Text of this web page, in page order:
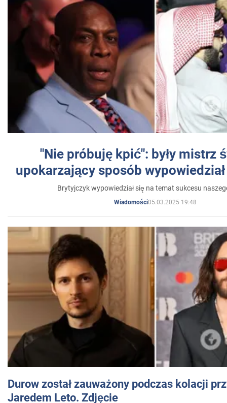
"Nie próbuję kpić": były mistrz
upokarzający sposób
Brytyjczyk wypowiedział się na temat sukcesu
Wiadomości05.03.2025 19:48
Durow został zauważony podczas kolacji
Jaredem Leto. Zdjęcie